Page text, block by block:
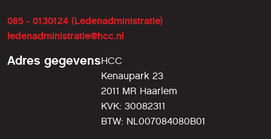
085 - 0130124 (Ledenadministratie)
ledenadministratie@hcc.nl
Adres gegevensHCC
Kenaupark 23
2011 MR Haarlem
KVK: 30082311
BTW: NL007084080B01